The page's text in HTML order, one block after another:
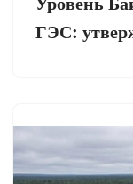
ГЭС: